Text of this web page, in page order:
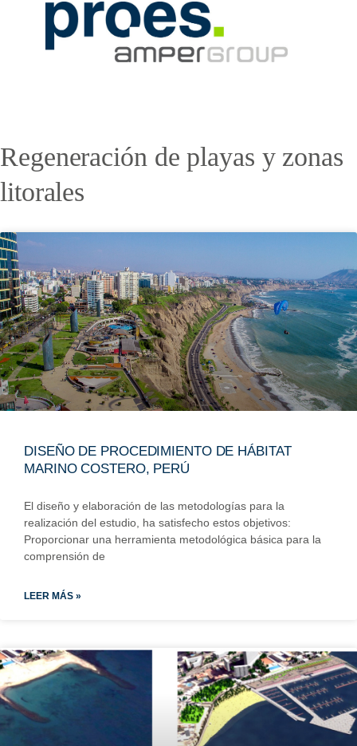
Regeneración de playas y zonas
litorales
DISEÑO DE PROCEDIMIENTO DE HÁBITAT
MARINO COSTERO, PERÚ
El diseño y elaboración de las metodologías para la
realización del estudio, ha satisfecho estos objetivos:​
Proporcionar una herramienta metodológica básica para la
comprensión de
LEER MÁS »